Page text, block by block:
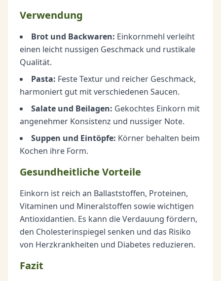
Verwendung
Brot und Backwaren: Einkornmehl verleiht
einen leicht nussigen Geschmack und rustikale
Qualität.
Pasta: Feste Textur und reicher Geschmack,
harmoniert gut mit verschiedenen Saucen.
Salate und Beilagen: Gekochtes Einkorn mit
angenehmer Konsistenz und nussiger Note.
Suppen und Eintöpfe: Körner behalten beim
Kochen ihre Form.
Gesundheitliche Vorteile
Einkorn ist reich an Ballaststoffen, Proteinen,
Vitaminen und Mineralstoffen sowie wichtigen
Antioxidantien. Es kann die Verdauung fördern,
den Cholesterinspiegel senken und das Risiko
von Herzkrankheiten und Diabetes reduzieren.
Fazit